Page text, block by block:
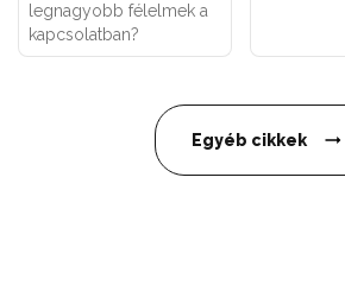
legnagyobb félelmek a
kapcsolatban?
Egyéb cikkek